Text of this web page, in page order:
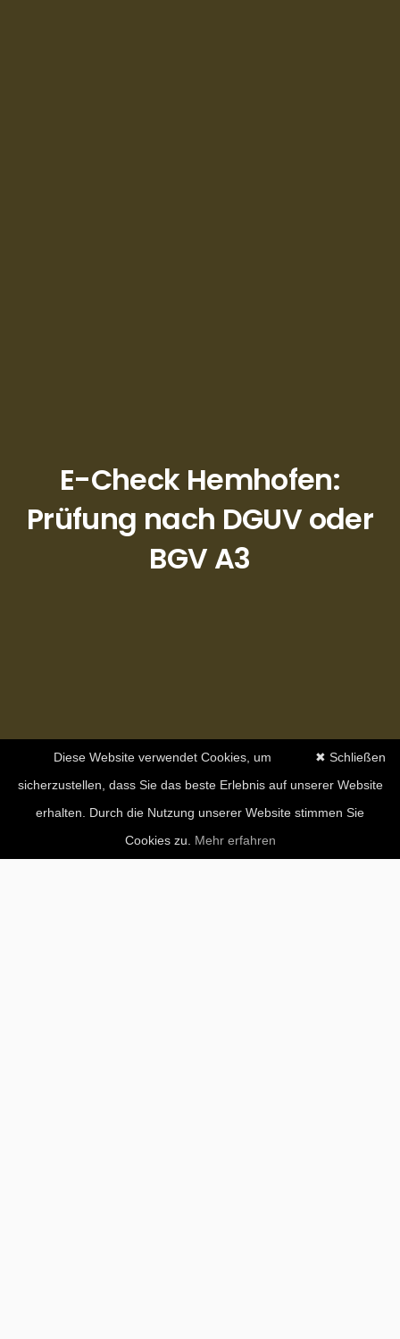
E-Check Hemhofen:
Prüfung nach DGUV oder
BGV A3
✖ Schließen
Diese Website verwendet Cookies, um
sicherzustellen, dass Sie das beste Erlebnis auf unserer Website
erhalten. Durch die Nutzung unserer Website stimmen Sie
Cookies zu. Mehr erfahren